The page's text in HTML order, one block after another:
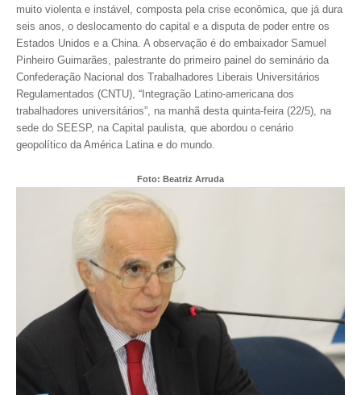
PERSONALIDADES DA TECNOLOGIA
NÚCLEO DA MULHER ENGENHEIRA
TRANSPARÊNCIA
CONSULTORIA
ACORDOS, CONVENÇÕES E DISSÍDIOS
CONTRIBUIÇÃO ASSISTENCIAL
CONTRIBUIÇÃO ASSOCIATIVA OU ANUIDADE DE SÓCIO
CONTRIBUIÇÃO SINDICAL URBANA
REVISÃO DE APOSENTADORIA
muito violenta e instável, composta pela crise econômica, que já dura
seis anos, o deslocamento do capital e a disputa de poder entre os
Estados Unidos e a China. A observação é do embaixador Samuel
Pinheiro Guimarães, palestrante do primeiro painel do seminário da
Confederação Nacional dos Trabalhadores Liberais Universitários
Regulamentados (CNTU), “Integração Latino-americana dos
trabalhadores universitários”, na manhã desta quinta-feira (22/5), na
sede do SEESP, na Capital paulista, que abordou o cenário
geopolítico da América Latina e do mundo.
Foto: Beatriz Arruda